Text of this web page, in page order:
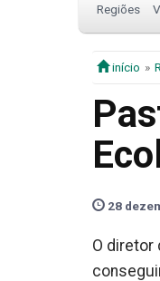
Regiões
início
28
O diretor